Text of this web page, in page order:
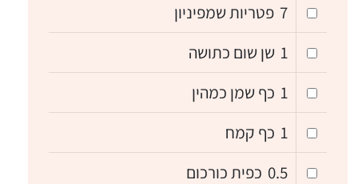
7 פטריות שמפיניון
1 שן שום כתושה
1 כף שמן כמהין
1 כף קמח
0.5 כפית כורכום